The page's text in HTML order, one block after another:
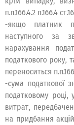
п.п.166.4.2 п.166.4
-якщо платник
наступного за
нарахування
податкового року,
переноситься
-сума податкової
податковому
витрат,
на придбання